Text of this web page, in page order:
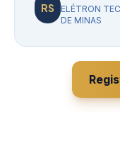
RS
ELÉTRON
DE MINAS